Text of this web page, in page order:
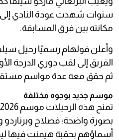
سنوات شهدت عودة النادي إلى
مكانته بين فرق المسابقة.
وأعلن فولهام رسميًا رحيل
الفريق إلى لقب دوري الدرجة
ثم حقق معه عدة مواسم
موسم جديد بوجوه مختلفة
بصورة واضحة؛ فصلاح وبرناردو
أسماؤهم بحقبة هيمنت فيها